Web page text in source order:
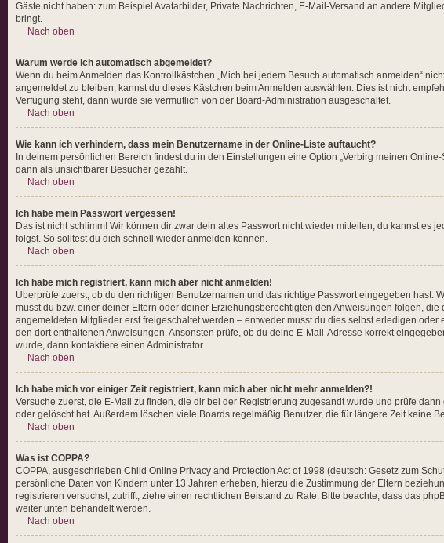
Gäste nicht haben: zum Beispiel Avatarbilder, Private Nachrichten, E-Mail-Versand an andere
bringt.
Nach oben
Warum werde ich automatisch abgemeldet?
Wenn du beim Anmelden das Kontrollkästchen „Mich bei jedem Besuch automatisch anmelden“
angemeldet zu bleiben, kannst du dieses Kästchen beim Anmelden auswählen. Dies ist nicht
Verfügung steht, dann wurde sie vermutlich von der Board-Administration ausgeschaltet.
Nach oben
Wie kann ich verhindern, dass mein Benutzername in der Online-Liste auftaucht?
In deinem persönlichen Bereich findest du in den Einstellungen eine Option „Verbirg meinen
dann als unsichtbarer Besucher gezählt.
Nach oben
Ich habe mein Passwort vergessen!
Das ist nicht schlimm! Wir können dir zwar dein altes Passwort nicht wieder mitteilen, du kannst es
folgst. So solltest du dich schnell wieder anmelden können.
Nach oben
Ich habe mich registriert, kann mich aber nicht anmelden!
Überprüfe zuerst, ob du den richtigen Benutzernamen und das richtige Passwort eingegeben hast.
musst du bzw. einer deiner Eltern oder deiner Erziehungsberechtigten den Anweisungen folgen,
angemeldeten Mitglieder erst freigeschaltet werden – entweder musst du dies selbst erledigen
den dort enthaltenen Anweisungen. Ansonsten prüfe, ob du deine E-Mail-Adresse korrekt
wurde, dann kontaktiere einen Administrator.
Nach oben
Ich habe mich vor einiger Zeit registriert, kann mich aber nicht mehr anmelden?!
Versuche zuerst, die E-Mail zu finden, die dir bei der Registrierung zugesandt wurde und prüfe
oder gelöscht hat. Außerdem löschen viele Boards regelmäßig Benutzer, die für längere Zeit
Nach oben
Was ist COPPA?
COPPA, ausgeschrieben Child Online Privacy and Protection Act of 1998 (deutsch: Gesetz zum
persönliche Daten von Kindern unter 13 Jahren erheben, hierzu die Zustimmung der Eltern
registrieren versuchst, zutrifft, ziehe einen rechtlichen Beistand zu Rate. Bitte beachte, dass das
weiter unten behandelt werden.
Nach oben